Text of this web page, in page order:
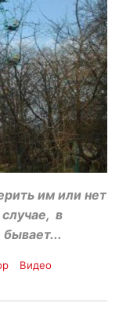
им или нет
в
бывает...
Видео